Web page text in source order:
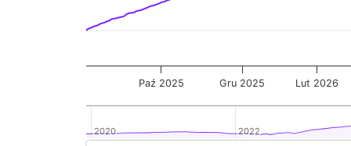
Paź 2025 Gru 2025 Lut 2026
2020
2020 2022
2022